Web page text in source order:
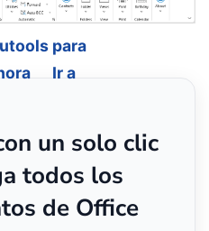
para
Ir a
un solo clic
todos los
de Office